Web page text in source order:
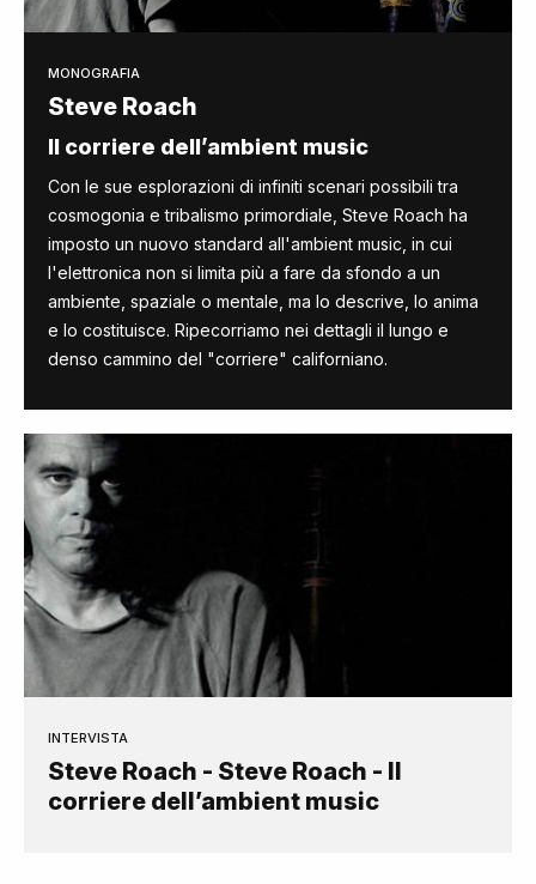
MONOGRAFIA
Steve Roach
Il corriere dell’ambient music
Con le sue esplorazioni di infiniti scenari possibili tra
cosmogonia e tribalismo primordiale, Steve Roach ha
imposto un nuovo standard all'ambient music, in cui
l'elettronica non si limita più a fare da sfondo a un
ambiente, spaziale o mentale, ma lo descrive, lo anima
e lo costituisce. Ripecorriamo nei dettagli il lungo e
denso cammino del "corriere" californiano.
INTERVISTA
Steve Roach - Steve Roach - Il
corriere dell’ambient music